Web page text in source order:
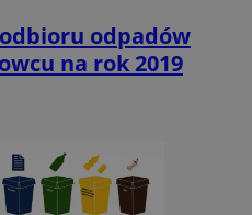
odpadów
na rok 2019